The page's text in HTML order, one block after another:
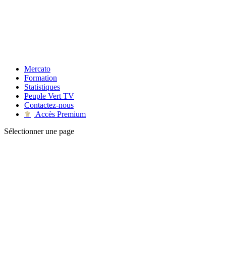
Mercato
Formation
Statistiques
Peuple Vert TV
Contactez-nous
♛
Accès Premium
Sélectionner une page